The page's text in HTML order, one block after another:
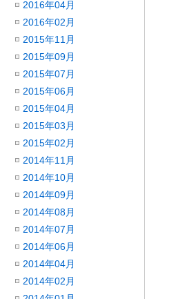
2016年04月
2016年02月
2015年11月
2015年09月
2015年07月
2015年06月
2015年04月
2015年03月
2015年02月
2014年11月
2014年10月
2014年09月
2014年08月
2014年07月
2014年06月
2014年04月
2014年02月